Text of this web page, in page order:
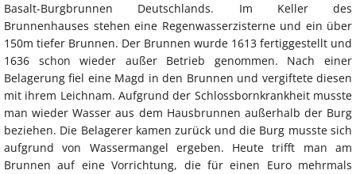
Basalt-Burgbrunnen Deutschlands. Im Keller des
Brunnenhauses stehen eine Regenwasserzisterne und ein über
150m tiefer Brunnen. Der Brunnen wurde 1613 fertiggestellt und
1636 schon wieder außer Betrieb genommen. Nach einer
Belagerung fiel eine Magd in den Brunnen und vergiftete diesen
mit ihrem Leichnam. Aufgrund der Schlossbornkrankheit musste
man wieder Wasser aus dem Hausbrunnen außerhalb der Burg
beziehen. Die Belagerer kamen zurück und die Burg musste sich
aufgrund von Wassermangel ergeben. Heute trifft man am
Brunnen auf eine Vorrichtung, die für einen Euro mehrmals